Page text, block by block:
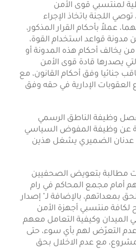
لمنتسبي قوى الأمن
اللجنة باتخاذ الإجراء
عملاً بأحكام القرار المذكور،
المادة 23 من مدونة قواعد استخدام القوة،
يخالف أحكام هذه المدونة أو
يصدرها قادة قوى الأمن
جنائيا وفق أحكام القانون، مع
العقوبات الإدارية في حقه وفق
وظيفة الناطق الرسمي
عن وظيفة المفوض السياسي
عدنان الضميري يشغل هذين
مطالبة بتعويض الصحفيين
أمام مجمع المحاكم في رام
بمعداتهم، بالإضافة لـ" إصدار
منتسبي أجهزة الأمن
الميدان وكيفية التعامل معهم
التعرّض لهم بأي سوء، حتى
مشروع، مع عدم الاخلال بحق